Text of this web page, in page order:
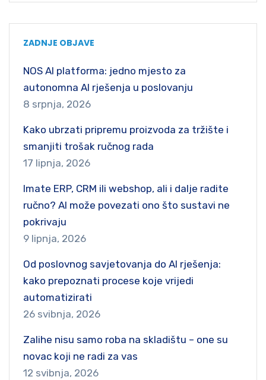
ZADNJE OBJAVE
NOS AI platforma: jedno mjesto za
autonomna AI rješenja u poslovanju
8 srpnja, 2026
Kako ubrzati pripremu proizvoda za tržište i
smanjiti trošak ručnog rada
17 lipnja, 2026
Imate ERP, CRM ili webshop, ali i dalje radite
ručno? AI može povezati ono što sustavi ne
pokrivaju
9 lipnja, 2026
Od poslovnog savjetovanja do AI rješenja:
kako prepoznati procese koje vrijedi
automatizirati
26 svibnja, 2026
Zalihe nisu samo roba na skladištu – one su
novac koji ne radi za vas
12 svibnja, 2026